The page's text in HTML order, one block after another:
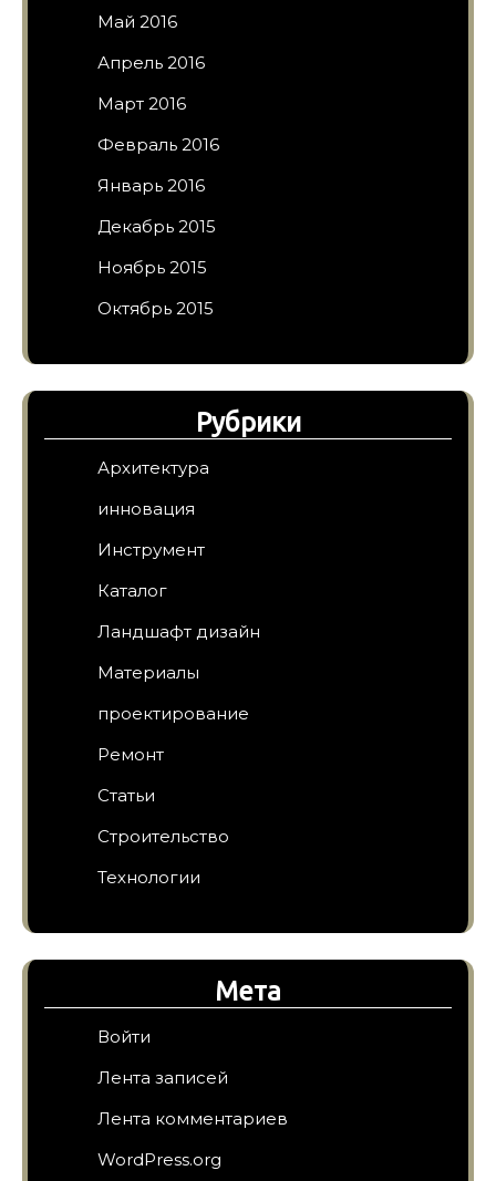
Май 2016
Апрель 2016
Март 2016
Февраль 2016
Январь 2016
Декабрь 2015
Ноябрь 2015
Октябрь 2015
Рубрики
Архитектура
инновация
Инструмент
Каталог
Ландшафт дизайн
Материалы
проектирование
Ремонт
Статьи
Строительство
Технологии
Мета
Войти
Лента записей
Лента комментариев
WordPress.org